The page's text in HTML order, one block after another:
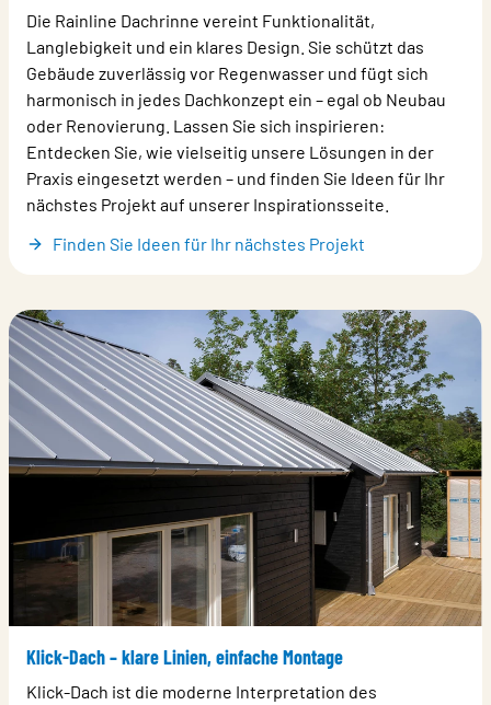
Die Rainline Dachrinne vereint Funktionalität,
Langlebigkeit und ein klares Design. Sie schützt das
Gebäude zuverlässig vor Regenwasser und fügt sich
harmonisch in jedes Dachkonzept ein – egal ob Neubau
oder Renovierung. Lassen Sie sich inspirieren:
Entdecken Sie, wie vielseitig unsere Lösungen in der
Praxis eingesetzt werden – und finden Sie Ideen für Ihr
nächstes Projekt auf unserer Inspirationsseite.
Finden Sie Ideen für Ihr nächstes Projekt
Klick-Dach – klare Linien, einfache Montage
Klick-Dach ist die moderne Interpretation des